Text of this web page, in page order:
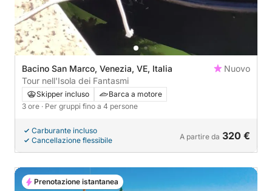
Bacino San Marco, Venezia, VE, Italia
Nuovo
Tour nell'Isola dei Fantasmi
Skipper incluso
Barca a motore
3 ore · Per gruppi fino a 4 persone
Carburante incluso
Cancellazione flessibile
A partire da 320 €
Prenotazione istantanea